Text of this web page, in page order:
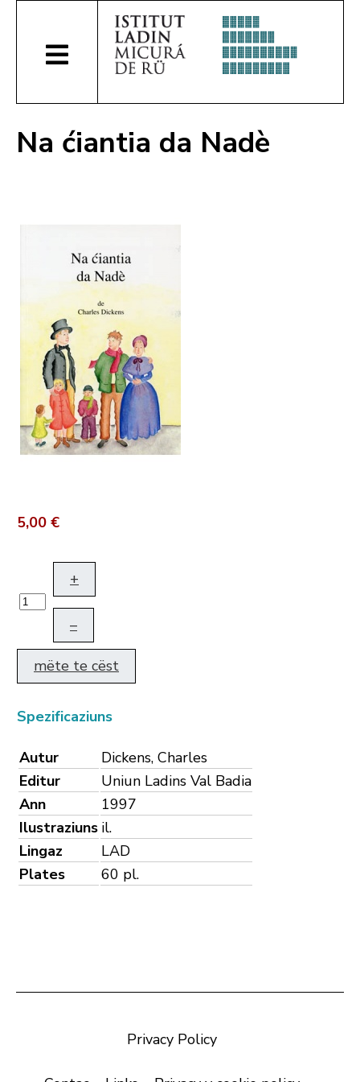
Na ćiantia da Nadè
5,00 €
+
–
mëte te cëst
Spezificaziuns
Autur
Dickens, Charles
Editur
Uniun Ladins Val Badia
Ann
1997
Ilustraziuns il.
Lingaz
LAD
Plates
60 pl.
Privacy Policy